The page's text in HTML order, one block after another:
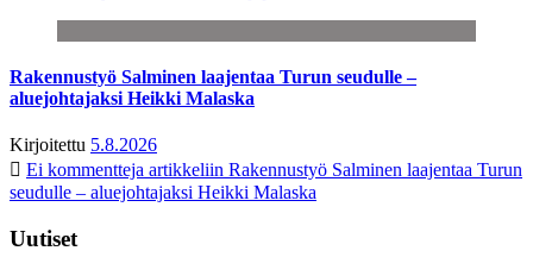
Rakennustyö Salminen laajentaa Turun seudulle –
aluejohtajaksi Heikki Malaska
Kirjoitettu 5.8.2026
Ei kommentteja artikkeliin Rakennustyö Salminen laajentaa Turun
seudulle – aluejohtajaksi Heikki Malaska
Uutiset